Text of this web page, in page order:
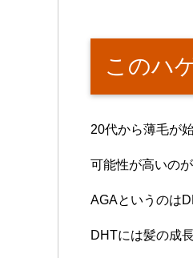
このハ
20代から薄毛が
可能性が高いの
AGAというのは
DHTには髪の成